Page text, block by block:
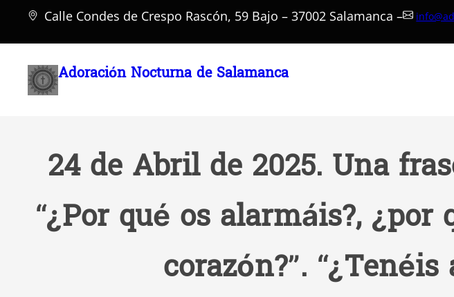
Saltar
Calle Condes de Crespo Rascón, 59 Bajo – 37002 Salamanca –
Adoración Nocturna de Salamanca
24 de Abril de 2025. Una
“¿Por qué os alarmáis?,
corazón?”.